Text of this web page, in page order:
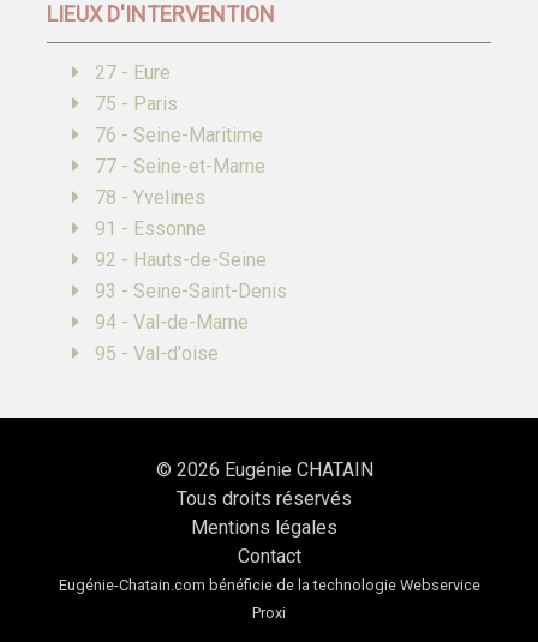
LIEUX D'INTERVENTION
27 - Eure
75 - Paris
76 - Seine-Maritime
77 - Seine-et-Marne
78 - Yvelines
91 - Essonne
92 - Hauts-de-Seine
93 - Seine-Saint-Denis
94 - Val-de-Marne
95 - Val-d'oise
© 2026 Eugénie CHATAIN
Tous droits réservés
Mentions légales
Contact
Eugénie-Chatain.com bénéficie de la technologie Webservice
Proxi